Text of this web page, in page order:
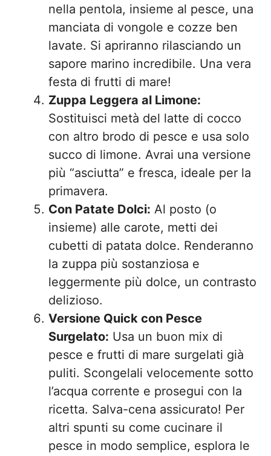
nella pentola, insieme al pesce, una
manciata di vongole e cozze ben
lavate. Si apriranno rilasciando un
sapore marino incredibile. Una vera
festa di frutti di mare!
Zuppa Leggera al Limone:
Sostituisci metà del latte di cocco
con altro brodo di pesce e usa solo
succo di limone. Avrai una versione
più “asciutta” e fresca, ideale per la
primavera.
Con Patate Dolci: Al posto (o
insieme) alle carote, metti dei
cubetti di patata dolce. Renderanno
la zuppa più sostanziosa e
leggermente più dolce, un contrasto
delizioso.
Versione Quick con Pesce
Surgelato: Usa un buon mix di
pesce e frutti di mare surgelati già
puliti. Scongelali velocemente sotto
l’acqua corrente e prosegui con la
ricetta. Salva-cena assicurato! Per
altri spunti su come cucinare il
pesce in modo semplice, esplora le